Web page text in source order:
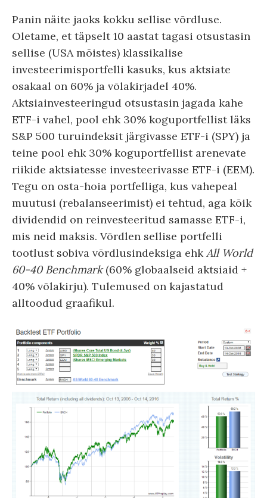
Panin näite jaoks kokku sellise võrdluse.
Oletame, et täpselt 10 aastat tagasi otsustasin
sellise (USA mõistes) klassikalise
investeerimisportfelli kasuks, kus aktsiate
osakaal on 60% ja võlakirjadel 40%.
Aktsiainvesteeringud otsustasin jagada kahe
ETF-i vahel, pool ehk 30% koguportfellist läks
S&P 500 turuindeksit järgivasse ETF-i (SPY) ja
teine pool ehk 30% koguportfellist arenevate
riikide aktsiatesse investeerivasse ETF-i (EEM).
Tegu on osta-hoia portfelliga, kus vahepeal
muutusi (rebalanseerimist) ei tehtud, aga kõik
dividendid on reinvesteeritud samasse ETF-i,
mis neid maksis. Võrdlen sellise portfelli
tootlust sobiva võrdlusindeksiga ehkAll World
60-40 Benchmark(60% globaalseid aktsiaid +
40% võlakirju). Tulemused on kajastatud
alltoodud graafikul.